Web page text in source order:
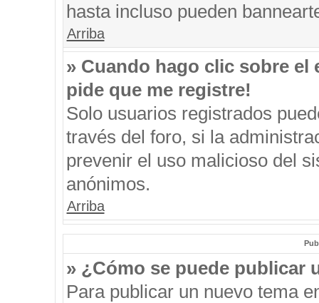
hasta incluso pueden
Arriba
» Cuando hago clic sobre el
pide que me registre!
Solo usuarios registrados
través del foro, si la
prevenir el uso malicioso del
anónimos.
Arriba
» ¿Cómo se puede publicar
Para publicar un nuevo tema